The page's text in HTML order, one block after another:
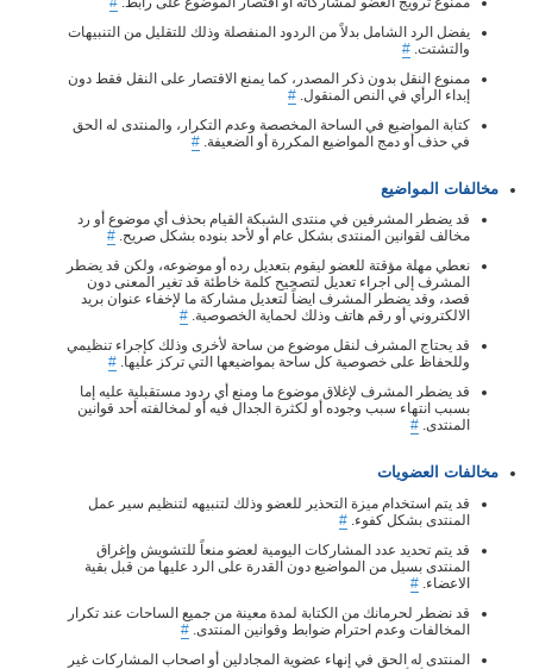
يفضل الرد الشامل بدلاً من الردود المنفصلة وذلك للتقليل من التنبيهات
والتشتت. #
ممنوع النقل بدون ذكر المصدر، كما يمنع الاقتصار على النقل فقط دون
إبداء الرأي في النص المنقول. #
كتابة المواضيع في الساحة المخصصة وعدم التكرار، والمنتدى له الحق
في حذف أو دمج المواضيع المكررة أو الضعيفة. #
مخالفات المواضيع
قد يضطر المشرفين في منتدى الشبكة القيام بحذف أي موضوع أو رد
مخالف لقوانين المنتدى بشكل عام أو لأحد بنوده بشكل صريح. #
نعطي مهلة مؤقتة للعضو ليقوم بتعديل رده أو موضوعه، ولكن قد يضطر
المشرف إلى اجراء تعديل لتصحيح كلمة خاطئة قد تغير المعنى دون
قصد، وقد يضطر المشرف ايضاً لتعديل مشاركة ما لإخفاء عنوان بريد
الالكتروني أو رقم هاتف وذلك لحماية الخصوصية. #
قد يحتاج المشرف لنقل موضوع من ساحة لأخرى وذلك كإجراء تنظيمي
وللحفاظ على خصوصية كل ساحة بمواضيعها التي تركز عليها. #
قد يضطر المشرف لإغلاق موضوع ما ومنع أي ردود مستقبلية عليه إما
بسبب انتهاء سبب وجوده أو لكثرة الجدال فيه أو لمخالفته أحد قوانين
المنتدى. #
مخالفات العضويات
قد يتم استخدام ميزة التحذير للعضو وذلك لتنبيهه لتنظيم سير عمل
المنتدى بشكل كفوء. #
قد يتم تحديد عدد المشاركات اليومية لعضو منعاً للتشويش وإغراق
المنتدى بسيل من المواضيع دون القدرة على الرد عليها من قبل بقية
الاعضاء. #
قد نضطر لحرمانك من الكتابة لمدة معينة من جميع الساحات عند تكرار
المخالفات وعدم احترام ضوابط وقوانين المنتدى. #
المنتدى له الحق في إنهاء عضوية المجادلين أو اصحاب المشاركات غير